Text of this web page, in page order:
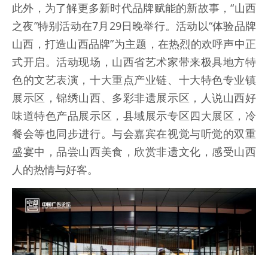
此外，为了解更多新时代品牌赋能的新故事，“山西
之夜”特别活动在7月29日晚举行。活动以“体验品牌
山西，打造山西品牌”为主题，在热烈的欢呼声中正
式开启。活动现场，山西省艺术家带来极具地方特
色的文艺表演，十大重点产业链、十大特色专业镇
展示区，锦绣山西、多彩非遗展示区，人说山西好
味道特色产品展示区，县域展示专区四大展区，冷
餐会等也同步进行。与会嘉宾在视觉与听觉的双重
盛宴中，品尝山西美食，欣赏非遗文化，感受山西
人的热情与好客。